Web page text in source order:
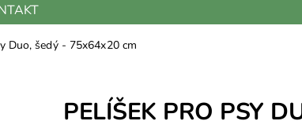
Duo, šedý - 75x64x20 cm
PELÍŠEK PRO PSY